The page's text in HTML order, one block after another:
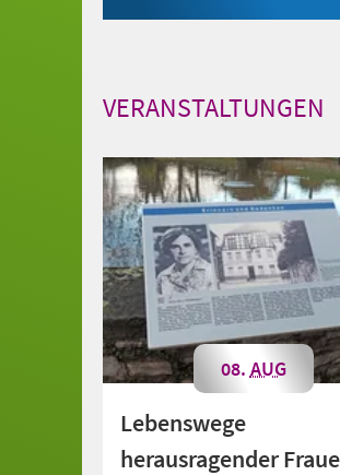
VERANSTALTUNGEN
Lebenswege
herausragender
08. AUG